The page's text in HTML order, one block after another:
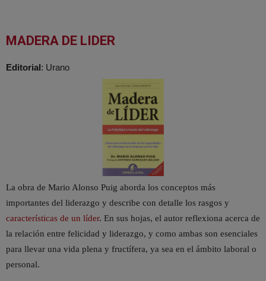
MADERA DE LIDER
Editorial : Urano
La obra de Mario Alonso Puig aborda los conceptos más
importantes del liderazgo y describe con detalle los rasgos y
características de un líder. En sus hojas, el autor reflexiona acerca de
la relación entre felicidad y liderazgo, y como ambas son esenciales
para llevar una vida plena y fructífera, ya sea en el ámbito laboral o
personal.